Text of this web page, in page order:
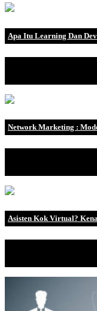
Apa Itu Learning Dan
Network Marketing :
Asisten Kok Virtual?